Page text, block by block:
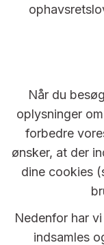
Når du
oplysninger
forbedre
ønsker, at der
dine cookies
Nedenfor har
indsamles